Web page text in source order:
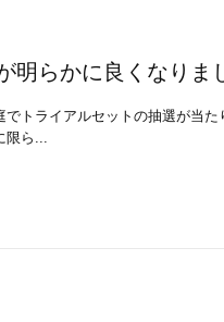
明らかに良くなりま
でトライアルセットの抽選が当た
ら...